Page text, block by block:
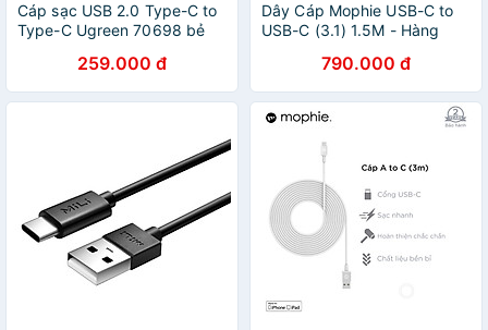
Cáp sạc USB 2.0 Type-C to
Type-C Ugreen 70698 bẻ
2M - Hàng chính hãng
259.000 đ
Dây Cáp Mophie USB-C to
USB-C (3.1) 1.5M - Hàng
790.000 đ